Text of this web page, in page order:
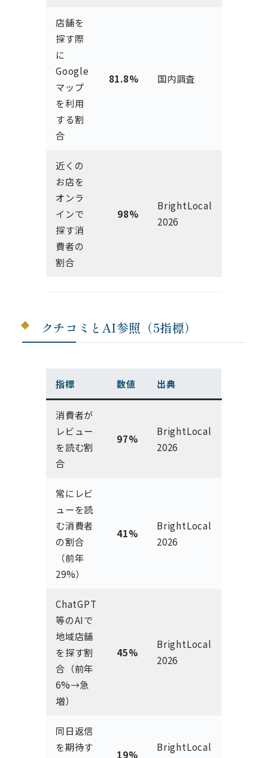
店舗を
探す際
に
Google
マップ
を利用
する割
合
81.8% 国内調査
近くの
お店を
オンラ
インで
探す消
費者の
割合
98%
BrightLocal
2026
クチコミとAI参照（5指標）
指標 数値 出典
消費者が
レビュー
を読む割
合
97%
BrightLocal
2026
常にレビ
ューを読
む消費者
の割合
（前年
29%）
41%
BrightLocal
2026
ChatGPT
等のAIで
地域店舗
を探す割
合（前年
6%→急
増）
45%
BrightLocal
2026
同日返信
を期待す
19%
BrightLocal